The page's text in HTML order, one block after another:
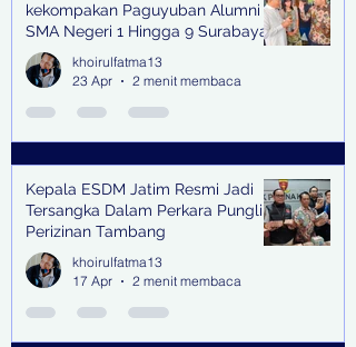
kekompakan Paguyuban Alumni
SMA Negeri 1 Hingga 9 Surabaya
(Pasmanbaya) dalam Kegiatan
Halal Bihalal
khoirulfatma13
23 Apr
2 menit membaca
Kepala ESDM Jatim Resmi Jadi
Tersangka Dalam Perkara Pungli
Perizinan Tambang
khoirulfatma13
17 Apr
2 menit membaca